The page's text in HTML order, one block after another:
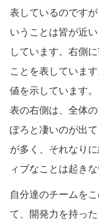
表しているのです
いうことは皆が近
しています。右側
ことを表していま
値を示しています。
表の右側は、全体
ぽろと凄いのが出
が多く、それなり
ィブなことは起き
自分達のチームを
て、開発力を持っ